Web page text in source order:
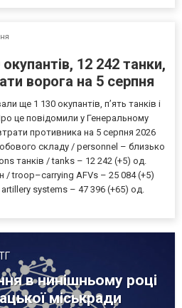
12 242 танки,
ворога на 5 серпня
ще 1 130 окупантів, пʼять танків і
це повідомили у Генеральному
противника на 5 серпня 2026
складу / personnel – близько
танків / tanks – 12 242 (+5) од.
/ troop–carrying AFVs – 25 084 (+5)
systems – 47 396 (+65) од.
в нинішньому році
міськради